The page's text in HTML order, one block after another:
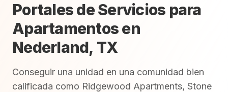
Portales de Servicios para
Apartamentos en
Nederland, TX
Conseguir una unidad en una comunidad bien
calificada como Ridgewood Apartments, Stone